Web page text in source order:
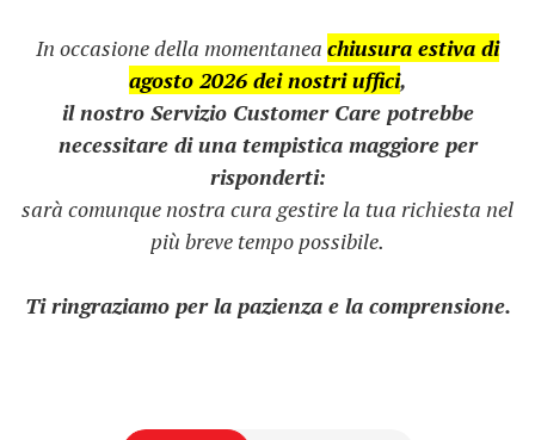
In occasione della momentanea chiusura estiva di
agosto 2026 dei nostri uffici,
il nostro Servizio Customer Care potrebbe
necessitare di una tempistica maggiore per
risponderti:
sarà comunque nostra cura gestire la tua richiesta nel
più breve tempo possibile.
Ti ringraziamo per la pazienza e la comprensione.